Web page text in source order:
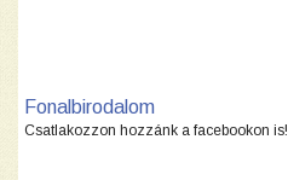
Fonalbirodalom
Csatlakozzon hozzánk a facebookon is!